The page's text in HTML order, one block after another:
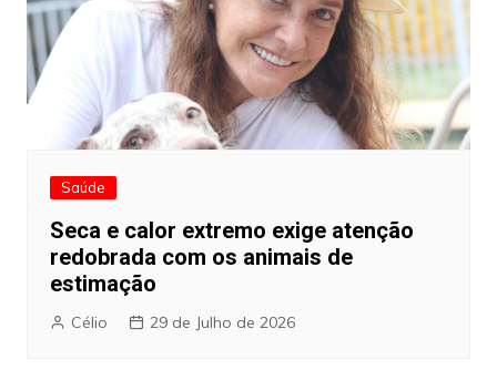
Saúde
Seca e calor extremo exige atenção
redobrada com os animais de
estimação
Célio 29 de Julho de 2026